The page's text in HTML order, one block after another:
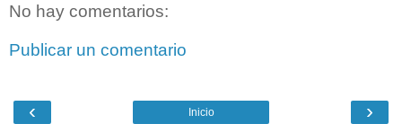
No hay comentarios:
Publicar un comentario
‹ ›
Inicio